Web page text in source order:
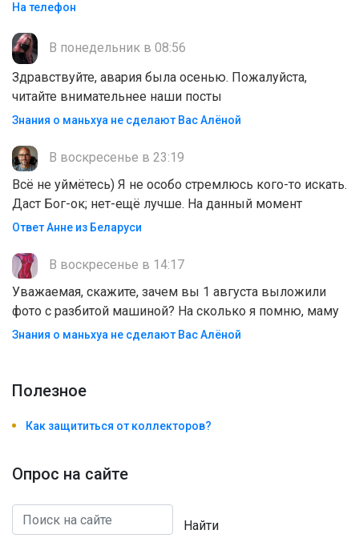
На телефон
В понедельник в 08:56
Здравствуйте, авария была осенью. Пожалуйста,
читайте внимательнее наши посты
Знания о маньхуа не сделают Вас Алëной
В воскресенье в 23:19
Всё не уймётесь) Я не особо стремлюсь кого-то искать.
Даст Бог-ок; нет-ещё лучше. На данный момент
Ответ Анне из Беларуси
В воскресенье в 14:17
Уважаемая, скажите, зачем вы 1 августа выложили
фото с разбитой машиной? На сколько я помню, маму
Знания о маньхуа не сделают Вас Алëной
Полезноe
Как защититься от коллекторов?
Опрос на сайте
Найти